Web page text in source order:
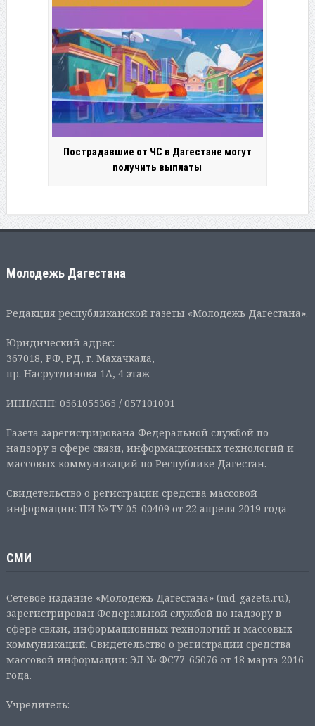
Пострадавшие от ЧС в Дагестане могут
получить выплаты
Молодежь Дагестана
Редакция республиканской газеты «Молодежь Дагестана».
Юридический адрес:
367018, РФ, РД, г. Махачкала,
пр. Насрутдинова 1А, 4 этаж
ИНН/КПП: 0561055365 / 057101001
Газета зарегистрирована Федеральной службой по
надзору в сфере связи, информационных технологий и
массовых коммуникаций по Республике Дагестан.
Свидетельство о регистрации средства массовой
информации: ПИ № ТУ 05-00409 от 22 апреля 2019 года
СМИ
Сетевое издание «Молодежь Дагестана» (md-gazeta.ru),
зарегистрирован Федеральной службой по надзору в
сфере связи, информационных технологий и массовых
коммуникаций. Свидетельство о регистрации средства
массовой информации: ЭЛ № ФС77-65076 от 18 марта 2016
года.
Учредитель: